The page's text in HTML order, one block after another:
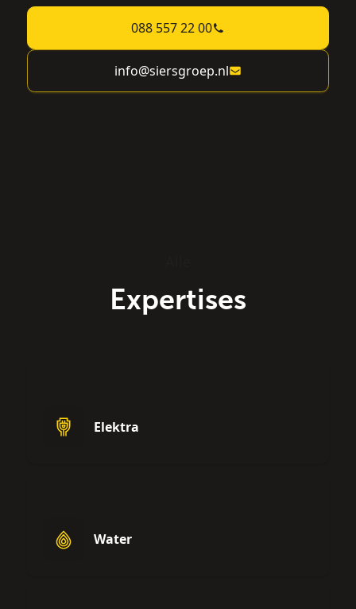
088 557 22 00
info@siersgroep.nl
Expertises
Elektra
Water